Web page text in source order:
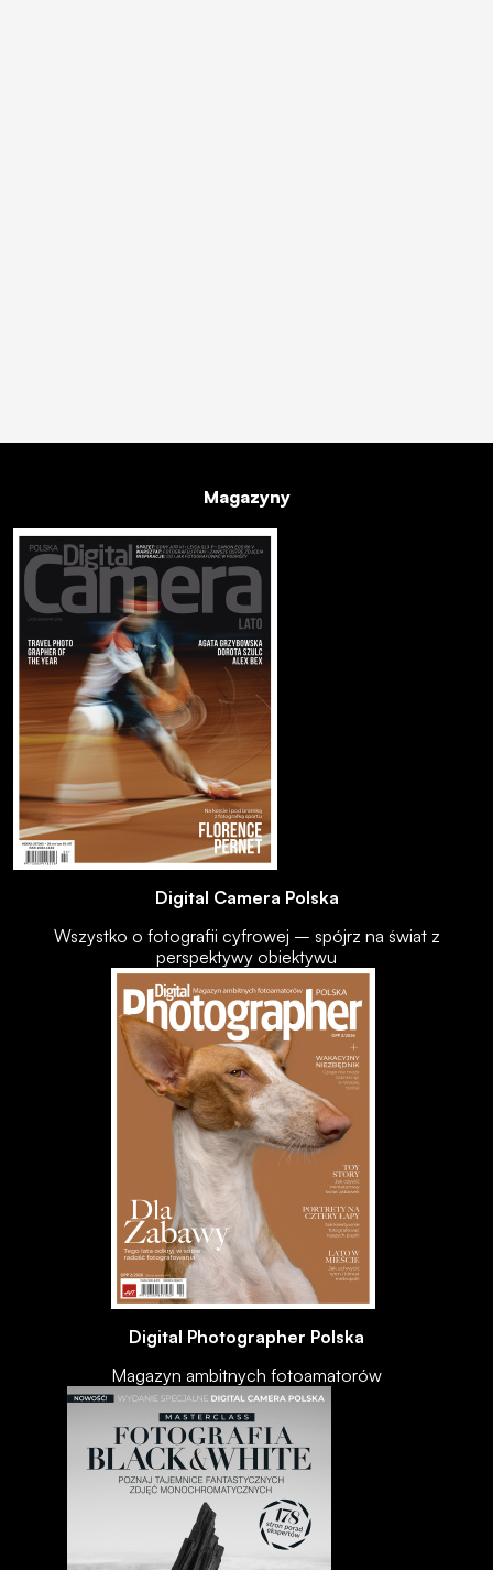
Magazyny
Digital Camera Polska
Wszystko o fotografii cyfrowej – spójrz na świat z
perspektywy obiektywu
Digital Photographer Polska
Magazyn ambitnych fotoamatorów